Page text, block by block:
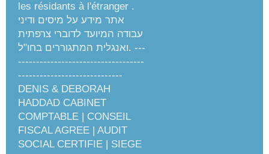
les résidants à l'étranger .
אתר מידע על מיסים ודיני
עבודה המיועד לדוברי צרפתית
ואנגלית המתגוררים בחו"ל. ---
-----------------------------------
-----------------------------
DENIS & DEBORAH
HADDAD CABINET
COMPTABLE | CONSEIL
FISCAL AGREE | AUDIT
SOCIAL CERTIFIE | SIEGE